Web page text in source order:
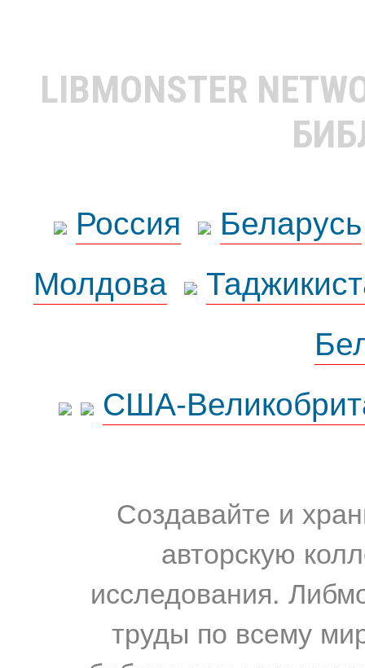
LIBMONSTER
Россия
Беларусь
Молдова
США-
Создавайте и
авторскую
исследования.
труды по всему